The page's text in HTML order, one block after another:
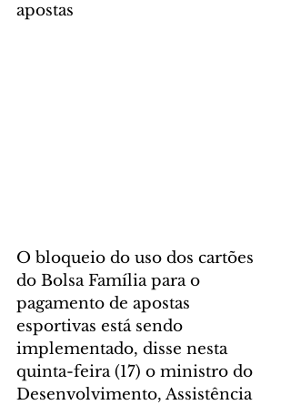
apostas
O bloqueio do uso dos cartões
do Bolsa Família para o
pagamento de apostas
esportivas está sendo
implementado, disse nesta
quinta-feira (17) o ministro do
Desenvolvimento, Assistência